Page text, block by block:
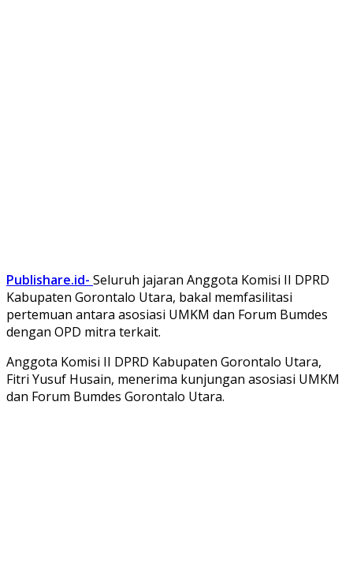
Publishare.id- Seluruh jajaran Anggota Komisi II DPRD
Kabupaten Gorontalo Utara, bakal memfasilitasi
pertemuan antara asosiasi UMKM dan Forum Bumdes
dengan OPD mitra terkait.
Anggota Komisi II DPRD Kabupaten Gorontalo Utara,
Fitri Yusuf Husain, menerima kunjungan asosiasi UMKM
dan Forum Bumdes Gorontalo Utara.